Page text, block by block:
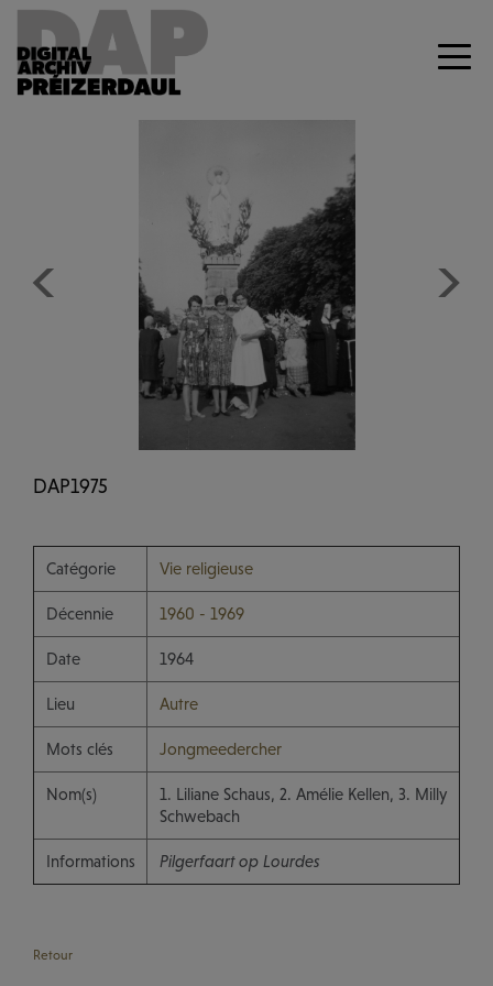
Previous Next
DAP1975
Catégorie Vie religieuse
Décennie 1960 - 1969
Date 1964
Lieu Autre
Mots clés Jongmeedercher
Nom(s)
1. Liliane Schaus, 2. Amélie Kellen, 3. Milly
Schwebach
Informations Pilgerfaart op Lourdes
Retour